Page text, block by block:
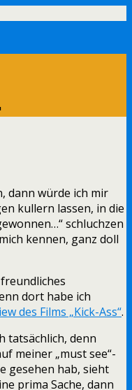
dann würde ich mir
kullern lassen, in die
schluchzen
kennen, ganz doll
dort habe ich
des Films „Kick-Ass“.
tatsächlich, denn
meiner „must see“-
gesehen hab, sieht
prima Sache, dann